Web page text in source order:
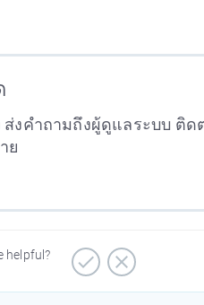
งคำถามถึงผู้ดูแลระบบ ติด
ย
helpful?